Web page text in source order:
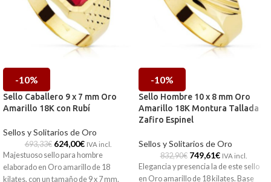
-10%
Sello Caballero 9 x 7 mm Oro
Amarillo 18K con Rubí
Sellos y Solitarios de Oro
693,33€ 624,00€ IVA incl.
Majestuoso sello para hombre
elaborado en Oro amarillo de 18
kilates, con un tamaño de 9 x 7 mm.
-10%
Sello Hombre 10 x 8 mm Oro
Amarillo 18K Montura Tallada
Zafiro Espinel
Sellos y Solitarios de Oro
832,90€ 749,61€ IVA incl.
Elegancia y presencia la de este sello
en Oro amarillo de 18 kilates. Base